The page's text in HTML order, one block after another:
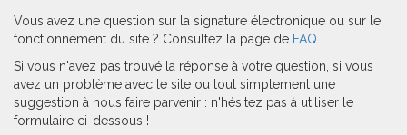
Vous avez une question sur la signature électronique ou sur le
fonctionnement du site ? Consultez la page de FAQ
Si vous n'avez pas trouvé la réponse à votre question, si vous
avez un problème avec le site ou tout simplement une
suggestion à nous faire parvenir : n'hésitez pas à utiliser le
formulaire ci-dessous !